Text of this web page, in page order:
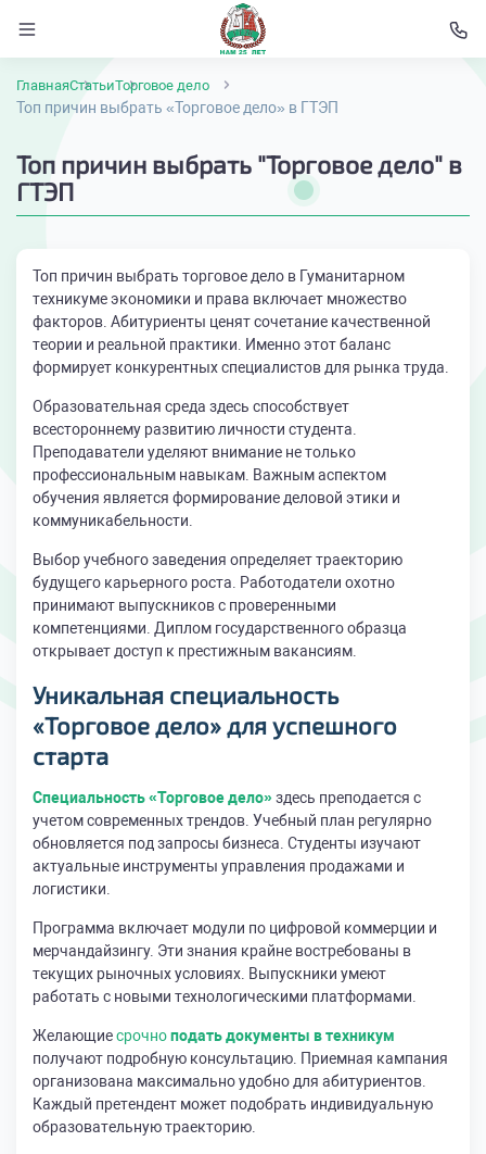
ГлавнаяСтатьиТорговое дело
Топ причин выбрать «Торговое дело» в ГТЭП
Топ причин выбрать "Торговое дело" в
ГТЭП
Топ причин выбрать торговое дело в Гуманитарном
техникуме экономики и права включает множество
факторов. Абитуриенты ценят сочетание качественной
теории и реальной практики. Именно этот баланс
формирует конкурентных специалистов для рынка труда.
Образовательная среда здесь способствует
всестороннему развитию личности студента.
Преподаватели уделяют внимание не только
профессиональным навыкам. Важным аспектом
обучения является формирование деловой этики и
коммуникабельности.
Выбор учебного заведения определяет траекторию
будущего карьерного роста. Работодатели охотно
принимают выпускников с проверенными
компетенциями. Диплом государственного образца
открывает доступ к престижным вакансиям.
Уникальная специальность
«Торговое дело» для успешного
старта
Специальность «Торговое дело»здесь преподается с
учетом современных трендов. Учебный план регулярно
обновляется под запросы бизнеса. Студенты изучают
актуальные инструменты управления продажами и
логистики.
Программа включает модули по цифровой коммерции и
мерчандайзингу. Эти знания крайне востребованы в
текущих рыночных условиях. Выпускники умеют
работать с новыми технологическими платформами.
Желающиесрочноподать документы в техникум
получают подробную консультацию. Приемная кампания
организована максимально удобно для абитуриентов.
Каждый претендент может подобрать индивидуальную
образовательную траекторию.